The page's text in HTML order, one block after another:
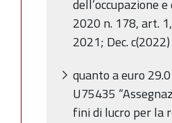
dell’occupazione
2020 n. 178, art.
2021; Dec.
quanto a euro
U75435
fini di lucro per la